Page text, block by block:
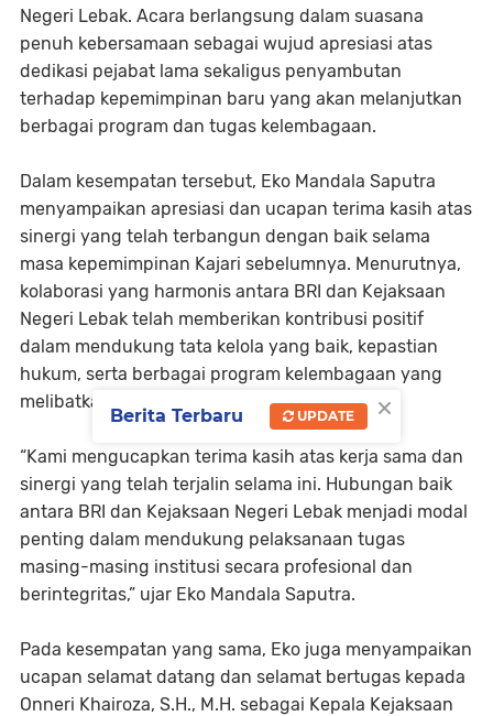
Negeri Lebak. Acara berlangsung dalam suasana
penuh kebersamaan sebagai wujud apresiasi atas
dedikasi pejabat lama sekaligus penyambutan
terhadap kepemimpinan baru yang akan melanjutkan
berbagai program dan tugas kelembagaan.
Dalam kesempatan tersebut, Eko Mandala Saputra
menyampaikan apresiasi dan ucapan terima kasih atas
sinergi yang telah terbangun dengan baik selama
masa kepemimpinan Kajari sebelumnya. Menurutnya,
kolaborasi yang harmonis antara BRI dan Kejaksaan
Negeri Lebak telah memberikan kontribusi positif
dalam mendukung tata kelola yang baik, kepastian
hukum, serta berbagai program kelembagaan yang
melibatkan kedua institusi.
“Kami mengucapkan terima kasih atas kerja sama dan
sinergi yang telah terjalin selama ini. Hubungan baik
antara BRI dan Kejaksaan Negeri Lebak menjadi modal
penting dalam mendukung pelaksanaan tugas
masing-masing institusi secara profesional dan
berintegritas,” ujar Eko Mandala Saputra.
Pada kesempatan yang sama, Eko juga menyampaikan
ucapan selamat datang dan selamat bertugas kepada
Onneri Khairoza, S.H., M.H. sebagai Kepala Kejaksaan
×
Berita Terbaru UPDATE